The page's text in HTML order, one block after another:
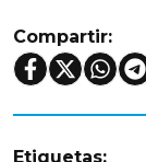
Compartir:
Etiquetas: